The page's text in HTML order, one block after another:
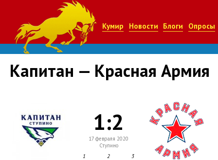
Кумир Новости Блоги Опросы
Капитан — Красная Армия
1:2
17 февраля 2020
Ступино
1
2 3